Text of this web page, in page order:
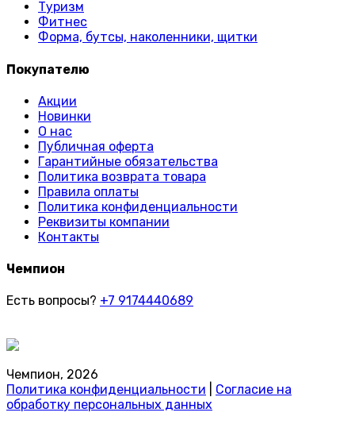
Туризм
Фитнес
Форма, бутсы, наколенники, щитки
Покупателю
Акции
Новинки
О нас
Публичная оферта
Гарантийные обязательства
Политика возврата товара
Правила оплаты
Политика конфиденциальности
Реквизиты компании
Контакты
Чемпион
Есть вопросы? +7 9174440689
Чемпион, 2026
Политика конфиденциальности
Согласие на
обработку персональных данных